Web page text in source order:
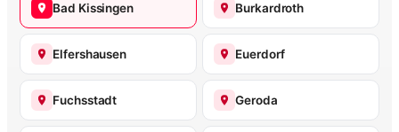
Bad Kissingen Burkardroth
Elfershausen Euerdorf
Fuchsstadt Geroda